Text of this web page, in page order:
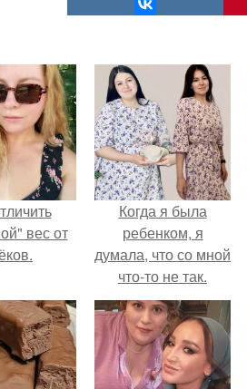
вес от
Когда я была
ребенком, я
думала, что со мной
что-то не так.